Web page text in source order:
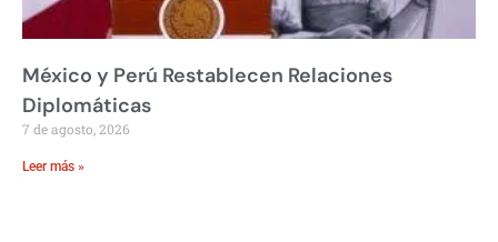
México y Perú Restablecen Relaciones
Diplomáticas
7 de agosto, 2026
Leer más »